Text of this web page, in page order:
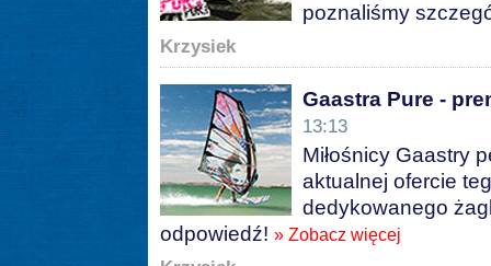
poznaliśmy
Krzysiek
Gaastra Pure -
13:13
Miłośnicy Gaastry
aktualnej ofercie
dedykowanego
odpowiedź! » Zobacz więcej